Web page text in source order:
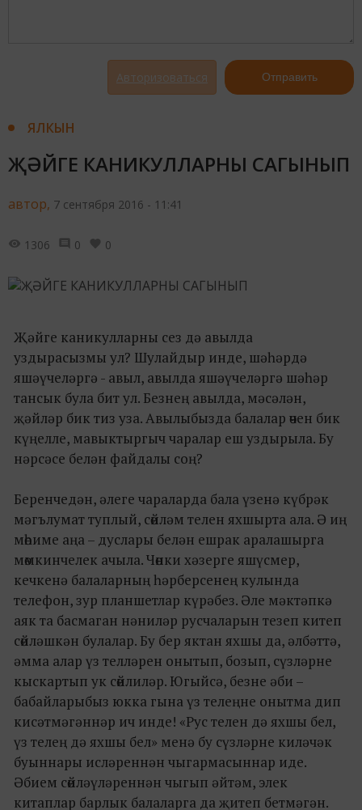
Авторизоваться Отправить
ЯЛКЫН
ҖӘЙГЕ КАНИКУЛЛАРНЫ САГЫНЫП
автор, 7 сентября 2016 - 11:41
1306 0 0
Җәйге каникулларны сез дә авылда
уздырасызмы ул? Шулайдыр инде, шәһәрдә
яшәүчеләргә - авыл, авылда яшәүчеләргә шәһәр
тансык була бит ул. Безнең авылда, мәсәлән,
җәйләр бик тиз уза. Авылыбызда балалар өчен бик
күңелле, мавыктыргыч чаралар еш уздырыла. Бу
нәрсәсе белән файдалы соң?
Беренчедән, әлеге чараларда бала үзенә күбрәк
мәгълумат туплый, сөйләм телен яхшырта ала. Ә иң
мөһиме аңа – дуслары белән ешрак аралашырга
мөмкинчелек ачыла. Чөнки хәзерге яшүсмер,
кечкенә балаларның һәрберсенең кулында
телефон, зур планшетлар күрәбез. Әле мәктәпкә
аяк та басмаган нәниләр русчаларын тезеп китеп
сөйләшкән булалар. Бу бер яктан яхшы да, әлбәттә,
әмма алар үз телләрен онытып, бозып, сүзләрне
кыскартып ук сөйлиләр. Югыйсә, безне әби –
бабайларыбыз юкка гына үз телеңне онытма дип
кисәтмәгәннәр ич инде! «Рус телен дә яхшы бел,
үз телең дә яхшы бел» менә бу сүзләрне киләчәк
буыннары исләреннән чыгармасыннар иде.
Әбием сөйләүләреннән чыгып әйтәм, элек
китаплар барлык балаларга да җитеп бетмәгән.